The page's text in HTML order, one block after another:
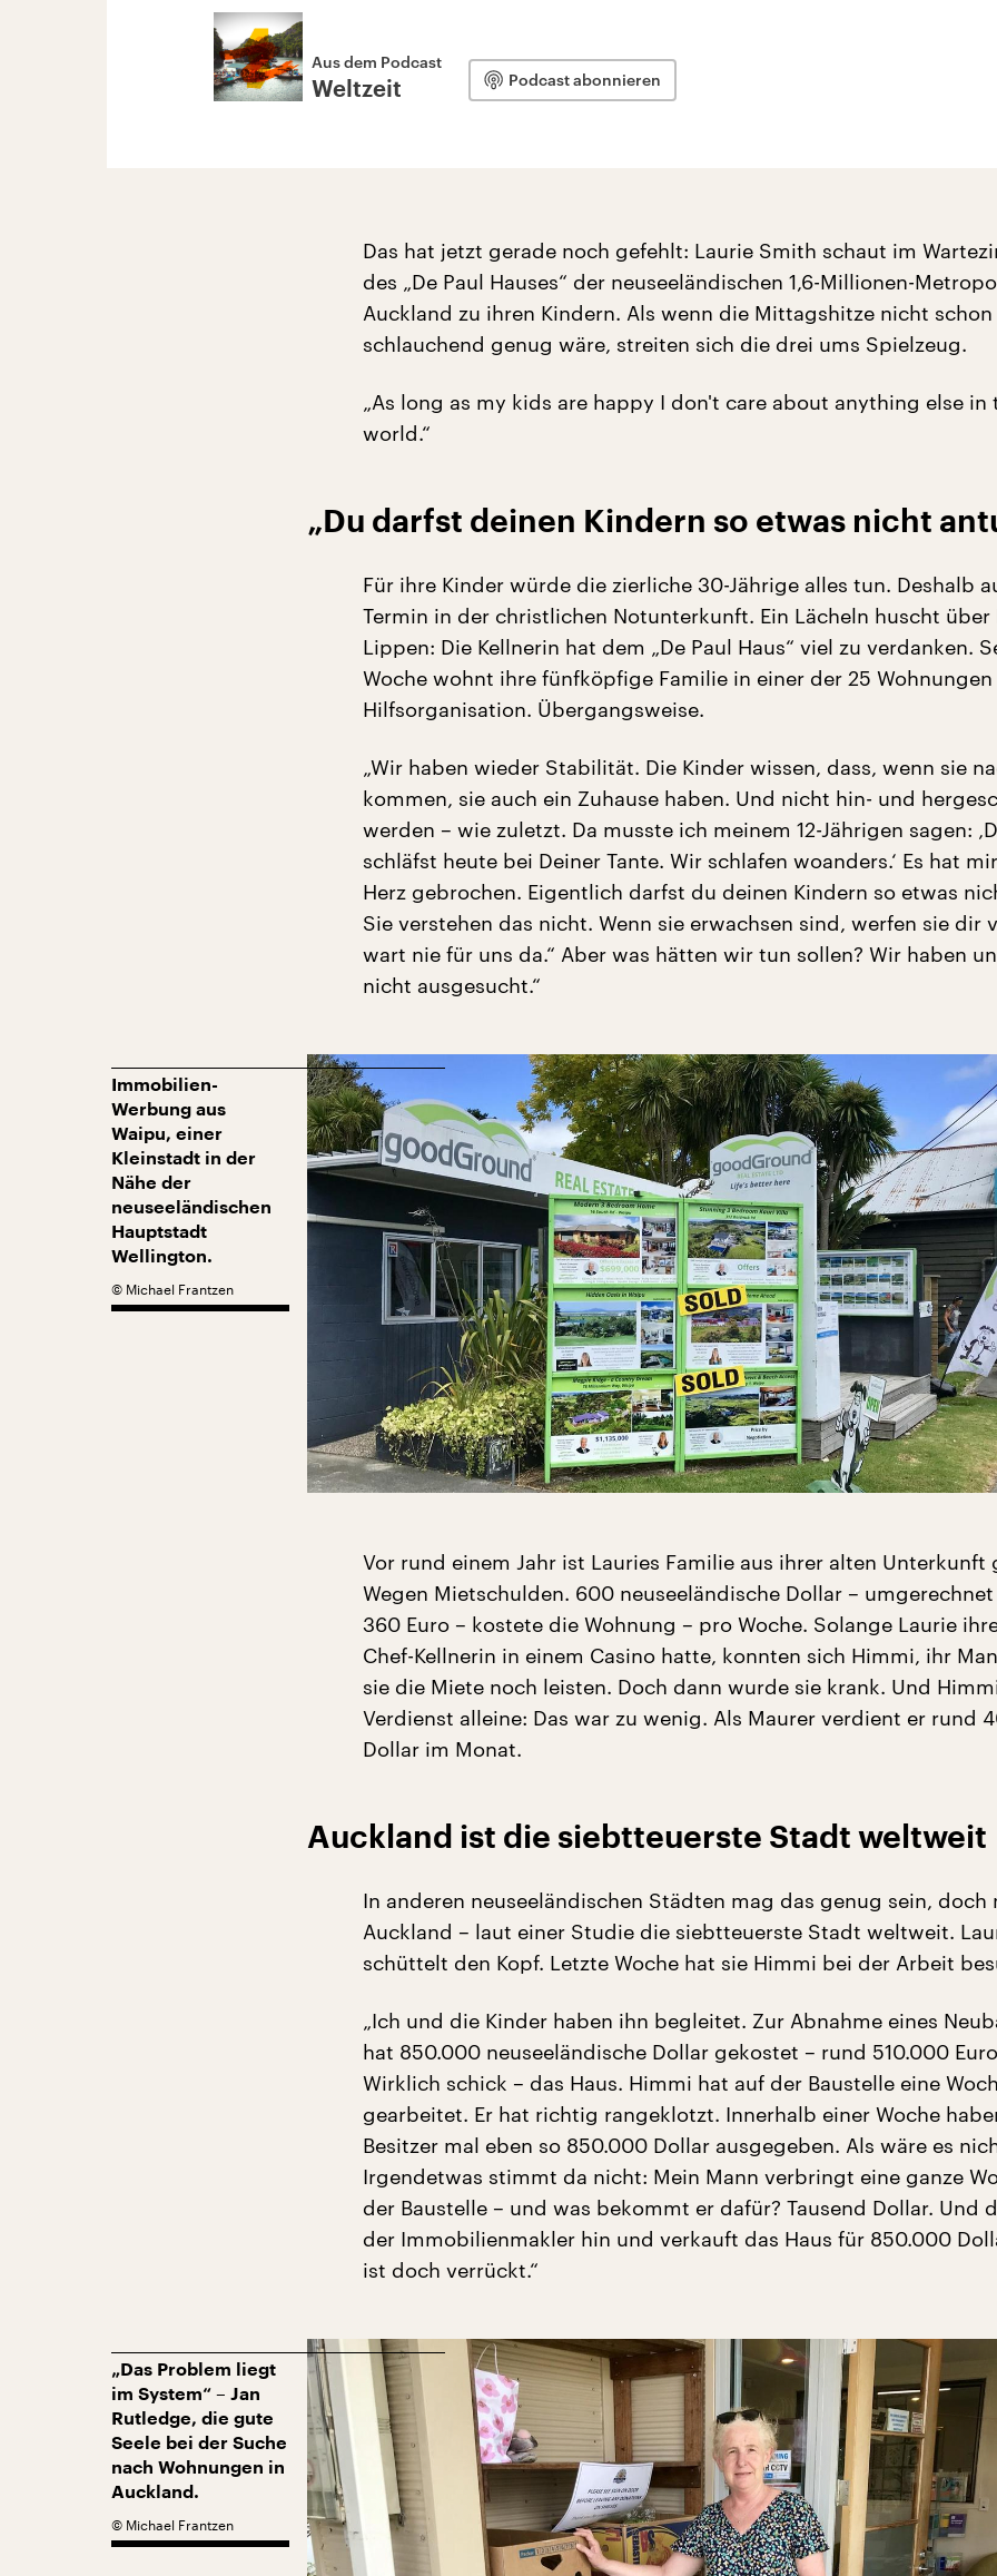
Aus dem Podcast
Weltzeit Podcast abonnieren
Das hat jetzt gerade noch gefehlt: Laurie Smith schaut im
des „De Paul Hauses“ der neuseeländischen 1,6-Millionen-
Auckland zu ihren Kindern. Als wenn die Mittagshitze nicht schon
schlauchend genug wäre, streiten sich die drei ums Spielzeug.
„As long as my kids are happy I don't care about anything else in
world.“
„Du darfst deinen Kindern so etwas nicht
Für ihre Kinder würde die zierliche 30-Jährige alles tun. Deshalb
Termin in der christlichen Notunterkunft. Ein Lächeln huscht über
Lippen: Die Kellnerin hat dem „De Paul Haus“ viel zu verdanken.
Woche wohnt ihre fünfköpfige Familie in einer der 25
Hilfsorganisation. Übergangsweise.
„Wir haben wieder Stabilität. Die Kinder wissen, dass, wenn sie
kommen, sie auch ein Zuhause haben. Und nicht hin- und
werden – wie zuletzt. Da musste ich meinem 12-Jährigen sagen:
schläfst heute bei Deiner Tante. Wir schlafen woanders.‘ Es hat
Herz gebrochen. Eigentlich darfst du deinen Kindern so etwas
Sie verstehen das nicht. Wenn sie erwachsen sind, werfen sie dir
wart nie für uns da.“ Aber was hätten wir tun sollen? Wir haben
nicht ausgesucht.“
Immobilien-
Werbung aus
Waipu, einer
Kleinstadt in der
Nähe der
neuseeländischen
Hauptstadt
Wellington.
© Michael Frantzen
Vor rund einem Jahr ist Lauries Familie aus ihrer alten Unterkunft
Wegen Mietschulden. 600 neuseeländische Dollar –
360 Euro – kostete die Wohnung – pro Woche. Solange Laurie
Chef-Kellnerin in einem Casino hatte, konnten sich Himmi, ihr
sie die Miete noch leisten. Doch dann wurde sie krank. Und
Verdienst alleine: Das war zu wenig. Als Maurer verdient er rund
Dollar im Monat.
Auckland ist die siebtteuerste Stadt weltweit
In anderen neuseeländischen Städten mag das genug sein, doch
Auckland – laut einer Studie die siebtteuerste Stadt weltweit.
schüttelt den Kopf. Letzte Woche hat sie Himmi bei der Arbeit
„Ich und die Kinder haben ihn begleitet. Zur Abnahme eines
hat 850.000 neuseeländische Dollar gekostet – rund 510.000
Wirklich schick – das Haus. Himmi hat auf der Baustelle eine
gearbeitet. Er hat richtig rangeklotzt. Innerhalb einer Woche
Besitzer mal eben so 850.000 Dollar ausgegeben. Als wäre es
Irgendetwas stimmt da nicht: Mein Mann verbringt eine ganze
der Baustelle – und was bekommt er dafür? Tausend Dollar. Und
der Immobilienmakler hin und verkauft das Haus für 850.000
ist doch verrückt.“
„Das Problem liegt
im System“ – Jan
Rutledge, die gute
Seele bei der Suche
nach Wohnungen in
Auckland.
© Michael Frantzen